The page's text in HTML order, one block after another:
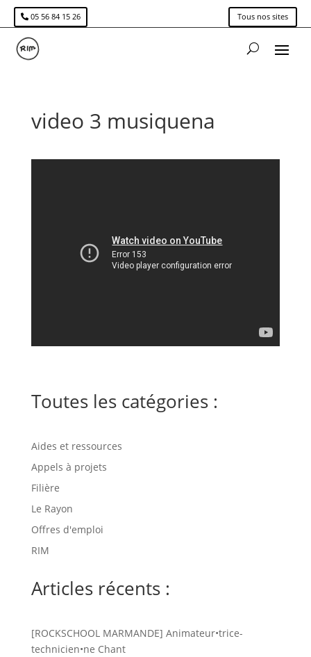
05 56 84 15 26 Tous nos sites
video 3 musiquena
Toutes les catégories :
Aides et ressources
Appels à projets
Filière
Le Rayon
Offres d'emploi
RIM
Articles récents :
[ROCKSCHOOL MARMANDE] Animateur•trice-
technicien•ne Chant